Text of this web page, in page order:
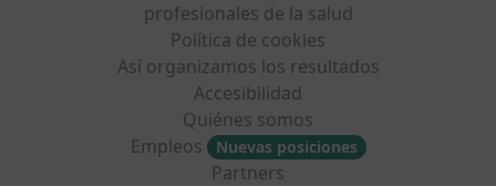
profesionales de la salud
Política de cookies
Así organizamos los resultados
Accesibilidad
Quiénes somos
Empleos
Nuevas posiciones
Partners